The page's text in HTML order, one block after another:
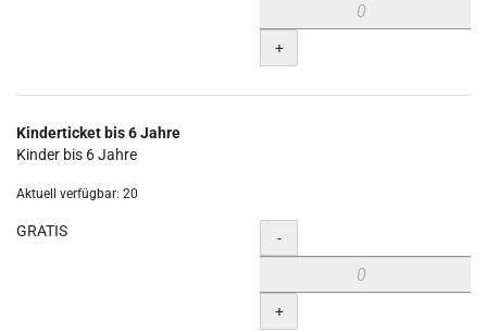
+
Kinderticket bis 6 Jahre
Kinder bis 6 Jahre
Aktuell verfügbar: 20
GRATIS Menge
-
+